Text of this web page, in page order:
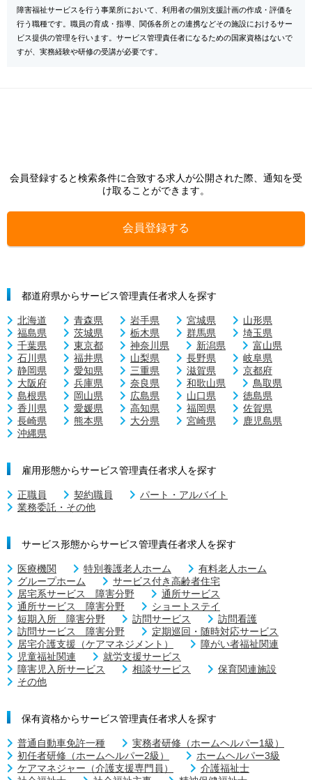
障害福祉サービスを行う事業所において、利用者の個別支援計画の作成・評価を
行う職種です。職員の育成・指導、関係各所との連携などその施設におけるサー
ビス提供の管理を行います。サービス管理責任者になるための国家資格はないで
すが、実務経験や研修の受講が必要です。
会員登録すると検索条件に合致する求人が公開された際、通知を受
け取ることができます。
会員登録する
都道府県からサービス管理責任者求人を探す
北海道 青森県 岩手県 宮城県
山形県
福島県
茨城県 栃木県 群馬県
埼玉県
千葉県
東京都 神奈川県 新潟県
富山県
石川県
福井県 山梨県 長野県
岐阜県
静岡県
愛知県 三重県 滋賀県
京都府
大阪府
兵庫県 奈良県 和歌山県
鳥取県
島根県
岡山県 広島県 山口県
徳島県
香川県
愛媛県 高知県 福岡県
佐賀県
長崎県
熊本県 大分県 宮崎県
鹿児島県
沖縄県
雇用形態からサービス管理責任者求人を探す
正職員 契約職員
パート・アルバイト
業務委託・その他
サービス形態からサービス管理責任者求人を探す
医療機関 特別養護老人ホーム
有料老人ホーム
グループホーム
サービス付き高齢者住宅
居宅系サービス 障害分野
通所サービス
通所サービス 障害分野
ショートステイ
短期入所 障害分野
訪問サービス
訪問看護
訪問サービス 障害分野
定期巡回・随時対応サービス
居宅介護支援（ケアマネジメント）
障がい者福祉関連
児童福祉関連
就労支援サービス
障害児入所サービス
相談サービス
保育関連施設
その他
保有資格からサービス管理責任者求人を探す
普通自動車免許一種
実務者研修（ホームヘルパー1級）
初任者研修（ホームヘルパー2級）
ホームヘルパー3級
ケアマネジャー（介護支援専門員）
介護福祉士